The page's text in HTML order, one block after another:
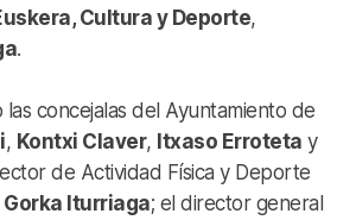
Cultura y Deporte,
.
las concejalas del Ayuntamiento de
, Kontxi Claver, Itxaso Erroteta y
de Actividad Física y Deporte
Gorka Iturriaga; el director general